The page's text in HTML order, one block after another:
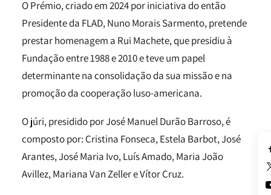
O Prémio, criado em 2024 por iniciativa do então
Presidente da FLAD, Nuno Morais Sarmento, pretende
prestar homenagem a Rui Machete, que presidiu à
Fundação entre 1988 e 2010 e teve um papel
determinante na consolidação da sua missão e na
promoção da cooperação luso-americana.
O júri, presidido por José Manuel Durão Barroso, é
composto por: Cristina Fonseca, Estela Barbot, José
Arantes, José Maria Ivo, Luís Amado, Maria João
Avillez, Mariana Van Zeller e Vítor Cruz.